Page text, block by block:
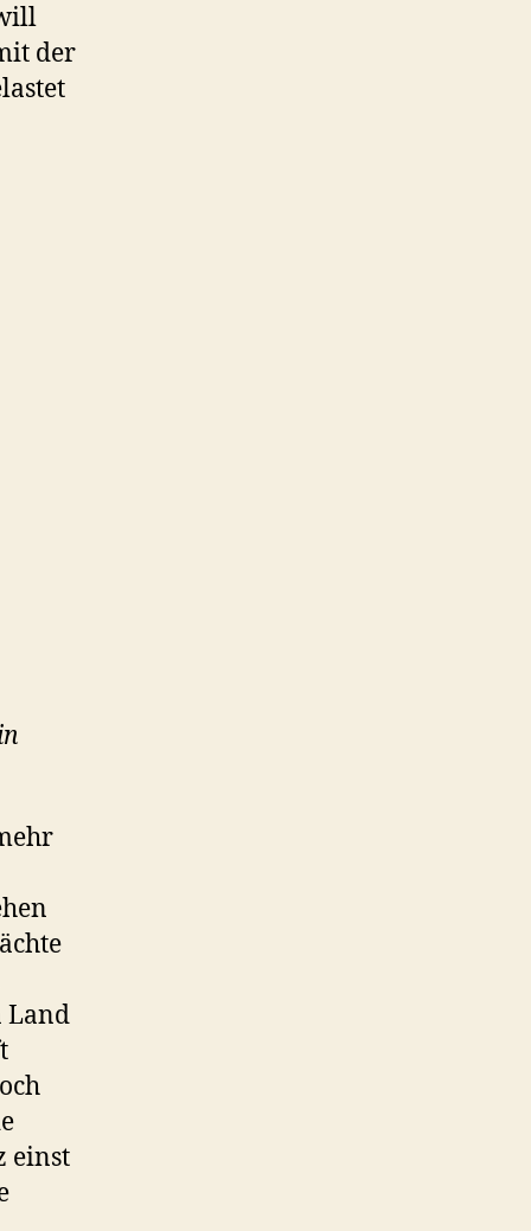
der
Land
einst